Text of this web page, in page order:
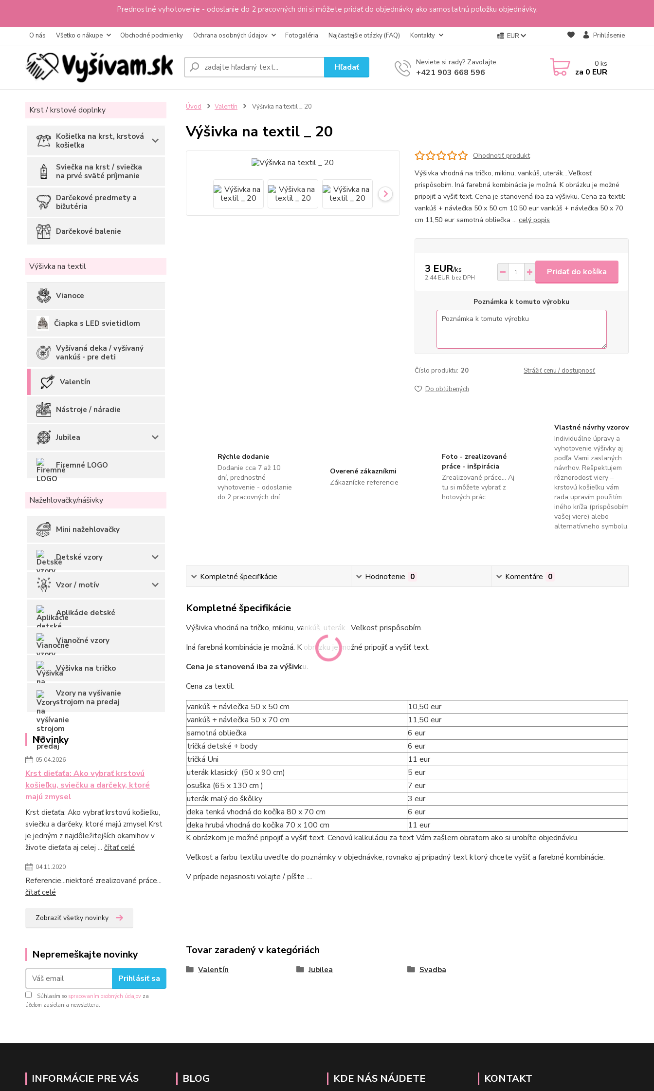
Prednostné vyhotovenie - odoslanie do 2 pracovných dní si môžete pridať do objednávky ako samostatnú položku objednávky.
O nás Všetko o nákupe Obchodné podmienky Ochrana osobných údajov Fotogaléria Najčastejšie otázky (FAQ) Kontakty EUR Prihlásenie
Hľadať Neviete si rady? Zavolajte.
+421 903 668 596
0 ks
za 0 EUR
Krst / krstové doplnky
Košieľka na krst, krstová
košieľka
Sviečka na krst / sviečka
na prvé sväté príjmanie
Darčekové predmety a
bižutéria
Darčekové balenie
Výšivka na textil
Vianoce
Čiapka s LED svietidlom
Vyšívaná deka / vyšívaný
vankúš - pre deti
Valentín
Nástroje / náradie
Jubilea
Firemné LOGO
Nažehlovačky/nášivky
Mini nažehlovačky
Detské vzory
Vzor / motív
Aplikácie detské
Vianočné vzory
Výšivka na tričko
Vzory na vyšívanie
strojom na predaj
Novinky
05.04.2026
Krst dieťaťa: Ako vybrať krstovú
košieľku, sviečku a darčeky, ktoré
majú zmysel
Krst dieťaťa: Ako vybrať krstovú košieľku,
sviečku a darčeky, ktoré majú zmysel Krst
je jedným z najdôležitejších okamihov v
živote dieťaťa aj celej ... čítať celé
04.11.2020
Referencie...niektoré zrealizované práce...
čítať celé
Zobraziť všetky novinky
Nepremeškajte novinky
Prihlásiť sa
Súhlasím so spracovaním osobných údajov za
účelom zasielania newslettera.
Úvod Valentín Výšivka na textil _ 20
Výšivka na textil _ 20
Ohodnotiť produkt
Výšivka vhodná na tričko, mikinu, vankúš, uterák....Veľkosť
prispôsobím. Iná farebná kombinácia je možná. K obrázku je možné
pripojiť a vyšiť text. Cena je stanovená iba za výšivku. Cena za textil:
vankúš + návlečka 50 x 50 cm 10,50 eur vankúš + návlečka 50 x 70
cm 11,50 eur samotná obliečka ... celý popis
3 EUR/ks
2,44 EUR bez DPH
Pridať do košíka
Poznámka k tomuto výrobku
Číslo produktu: 20 Strážiť cenu / dostupnosť
Do obľúbených
Rýchle dodanie
Dodanie cca 7 až 10
dní, prednostné
vyhotovenie - odoslanie
do 2 pracovných dní
Overené zákazníkmi
Zákaznícke referencie
Foto - zrealizované
práce - inšpirácia
Zrealizované práce... Aj
tu si môžete vybrať z
hotových prác
Vlastné návrhy vzorov
Individuálne úpravy a
vyhotovenie výšivky aj
podľa Vami zaslaných
návrhov. Rešpektujem
rôznorodosť viery –
krstovú košieľku vám
rada upravím použitím
iného kríža (prispôsobím
vašej viere) alebo
alternatívneho symbolu.
Kompletné špecifikácie Hodnotenie 0 Komentáre 0
Kompletné špecifikácie
Výšivka vhodná na tričko, mikinu, vankúš, uterák....Veľkosť prispôsobím.
Iná farebná kombinácia je možná. K obrázku je možné pripojiť a vyšiť text.
Cena je stanovená iba za výšivku.
Cena za textil:
vankúš + návlečka 50 x 50 cm
10,50 eur
vankúš + návlečka 50 x 70 cm
11,50 eur
samotná obliečka
6 eur
tričká detské + body
6 eur
tričká Uni
11 eur
uterák klasický (50 x 90 cm)
5 eur
osuška (65 x 130 cm )
7 eur
uterák malý do škôlky
3 eur
deka tenká vhodná do kočíka 80 x 70 cm
6 eur
deka hrubá vhodná do kočíka 70 x 100 cm
11 eur
K obrázkom je možné pripojiť a vyšiť text. Cenovú kalkuláciu za text Vám zašlem obratom ako si urobíte objednávku.
Veľkosť a farbu textilu uveďte do poznámky v objednávke, rovnako aj prípadný text ktorý chcete vyšiť a farebné kombinácie.
V prípade nejasnosti volajte / píšte ....
Tovar zaradený v kategóriách
Valentín Jubilea Svadba
INFORMÁCIE PRE VÁS BLOG KDE NÁS NÁJDETE KONTAKT